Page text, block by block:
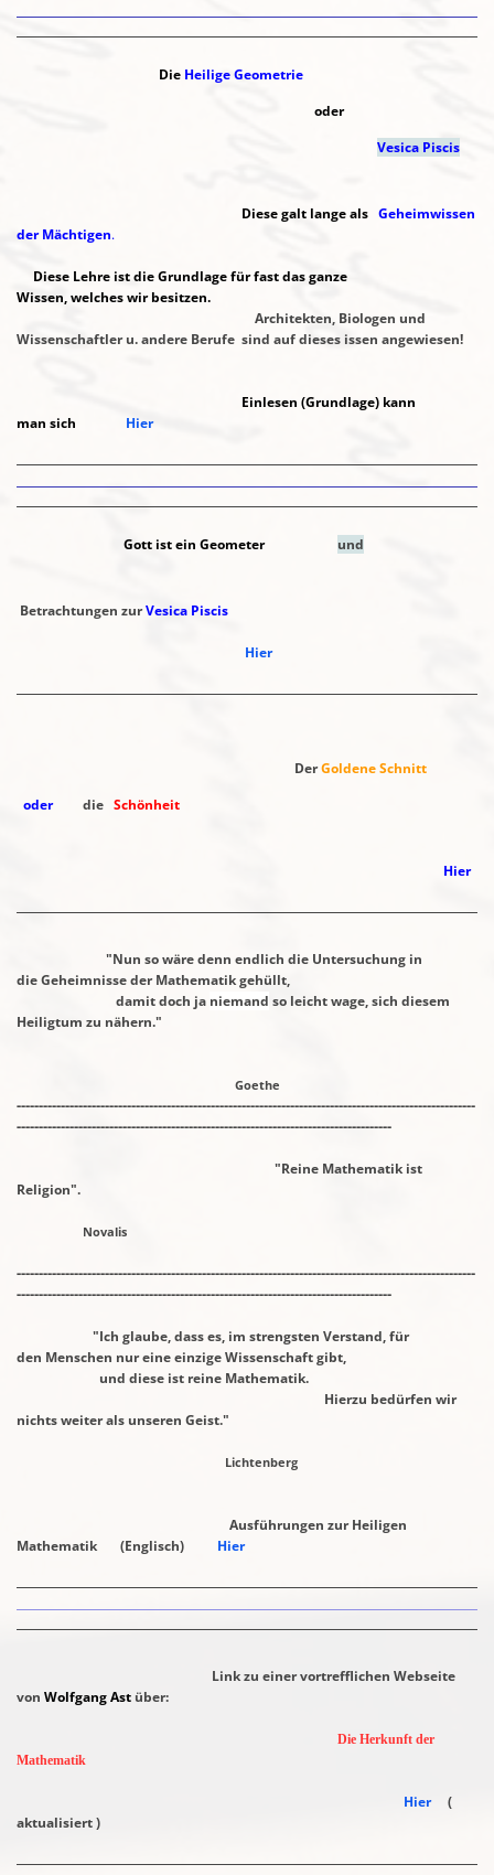
Die Heilige Geometrie
oder
Vesica Piscis
Diese galt lange als Geheimwissen
derMächtigen.
Diese Lehre ist die Grundlage für fast das ganze
Wissen,welcheswir besitzen.
Architekten, Biologen und
Wissenschaftler u. andere Berufe sind auf dieses issen angewiesen!
Einlesen (Grundlage) kann
man sich Hier
Gott ist ein Geometer und
Betrachtungen zurVesica Piscis
Hier
DerGoldene Schnitt
oder
die Schönheit
Hier
"Nun so wäre denn endlich die Untersuchung in
dieGeheimnisseder Mathematik gehüllt,
damit doch ja niemand so leicht wage,sich diesem
Heiligtum zu nähern."
Goethe
--------------------------------------------------------------------------------------------------------
-------------------------------------------------------------------------------------
"Reine Mathematik ist
Religion".
Novalis
--------------------------------------------------------------------------------------------------------
-------------------------------------------------------------------------------------
"Ich glaube, dass es, im strengsten Verstand, für
den Menschen nur eine einzigeWissenschaft gibt,
und diese ist reine Mathematik.
Hierzu bedürfen wir
nichts weiter als unseren Geist."
Lichtenberg
Ausführungen zur Heiligen
Mathematik (Englisch) Hier
Link zu einer vortrefflichen Webseite
von Wolfgang Ast über:
Die Herkunft der
Mathematik
Hier(
aktualisiert )